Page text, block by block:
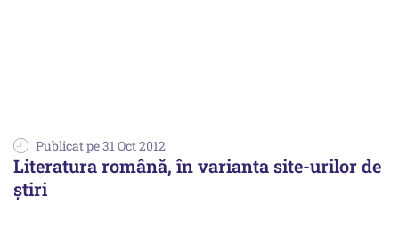
Publicat pe 31 Oct 2012
Literatura română, în varianta site-urilor de
știri